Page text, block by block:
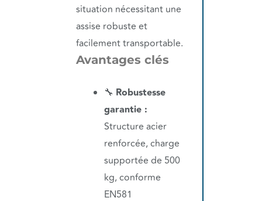
situation nécessitant une
assise robuste et
facilement transportable.
Avantages clés
🔧 Robustesse
garantie :
Structure acier
renforcée, charge
supportée de 500
kg, conforme
EN581